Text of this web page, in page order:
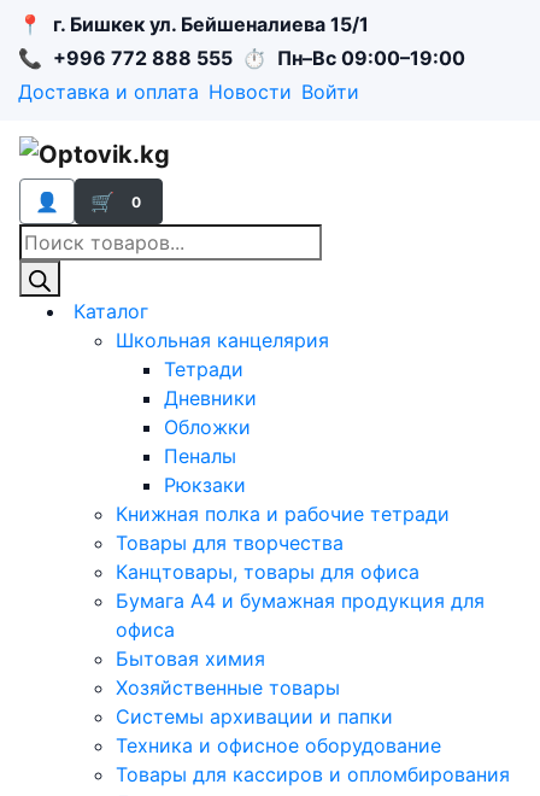
📍
г. Бишкек ул. Бейшеналиева 15/1
📞 +996 772 888 555 ⏱ Пн–Вс 09:00–19:00
Доставка и оплата Новости Войти
👤 🛒 0
Поиск
товаров
Каталог
Школьная канцелярия
Тетради
Дневники
Обложки
Пеналы
Рюкзаки
Книжная полка и рабочие тетради
Товары для творчества
Канцтовары, товары для офиса
Бумага А4 и бумажная продукция для
офиса
Бытовая химия
Хозяйственные товары
Системы архивации и папки
Техника и офисное оборудование
Товары для кассиров и опломбирования